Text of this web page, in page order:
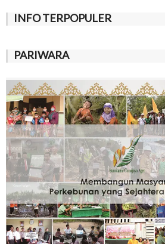
INFO TERPOPULER
PARIWARA